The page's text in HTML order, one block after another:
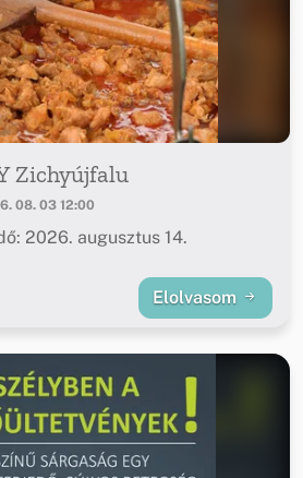
Zichyújfalu
08. 03 12:00
2026. augusztus 14.
Elolvasom